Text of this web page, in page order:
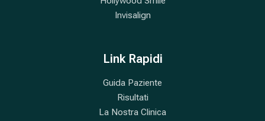
Invisalign
Link Rapidi
Guida Paziente
Risultati
La Nostra Clinica